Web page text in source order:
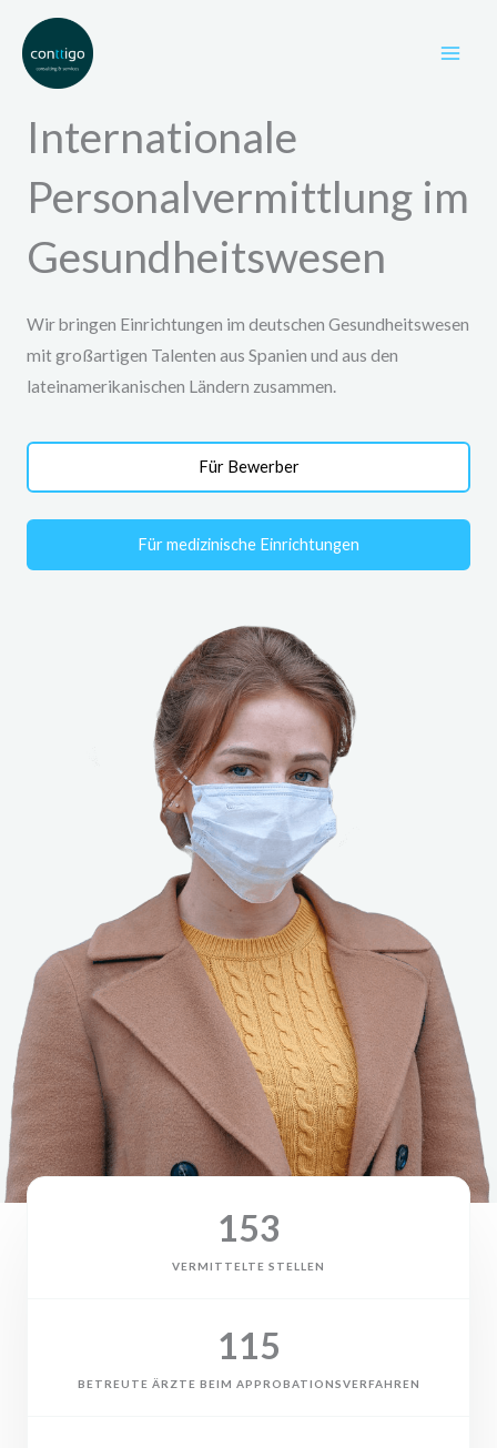
Inhalt
springen
Internationale
Personalvermittlung im
Gesundheitswesen
Wir bringen Einrichtungen im deutschen Gesundheitswesen
mit großartigen Talenten aus Spanien und aus den
lateinamerikanischen Ländern zusammen.
Für Bewerber
Für medizinische Einrichtungen
VERMITTELTE STELLEN
153
BETREUTE ÄRZTE BEIM APPROBATIONSVERFAHREN
115